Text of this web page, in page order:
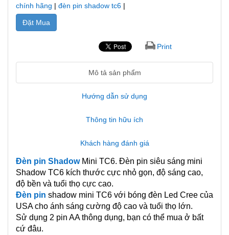
chính hãng | đèn pin shadow tc6 |
Đặt Mua
Print
Mô tả sản phẩm
Hướng dẫn sử dụng
Thông tin hữu ích
Khách hàng đánh giá
Đèn pin ShadowMini TC6. Đèn pin siêu sáng mini
Shadow TC6 kích thước cực nhỏ gọn, độ sáng cao,
độ bền và tuổi thọ cực cao.
Đèn pin shadow mini TC6 với bóng đèn Led Cree của
USA cho ánh sáng cường độ cao và tuổi thọ lớn.
Sử dụng 2 pin AA thông dụng, bạn có thể mua ở bất
cứ đâu.